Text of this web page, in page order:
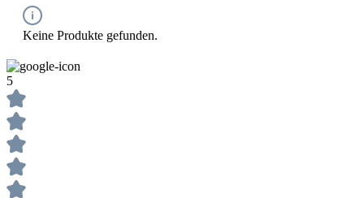
Keine Produkte gefunden.
5